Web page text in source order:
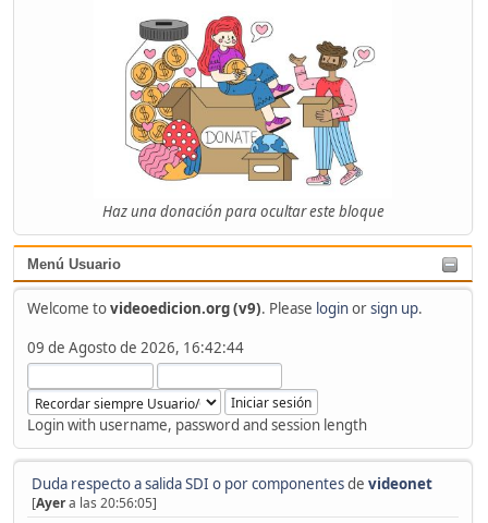
Haz una donación para ocultar este bloque
Menú Usuario
Welcome tovideoedicion.org (v9). Please loginorsign up.
09 de Agosto de 2026, 16:42:44
Login with username, password and session length
Duda respecto a salida SDI o por componentesde videonet
[Ayera las 20:56:05]